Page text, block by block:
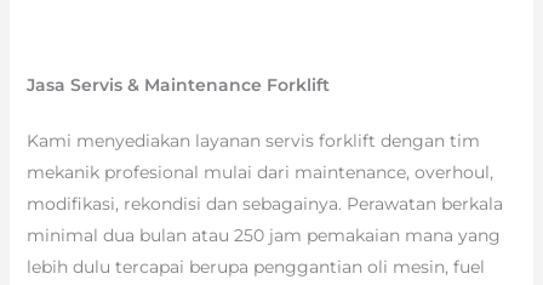
Jasa Servis & Maintenance Forklift
Kami menyediakan layanan servis forklift dengan tim
mekanik profesional mulai dari maintenance, overhoul,
modifikasi, rekondisi dan sebagainya. Perawatan berkala
minimal dua bulan atau 250 jam pemakaian mana yang
lebih dulu tercapai berupa penggantian oli mesin, fuel